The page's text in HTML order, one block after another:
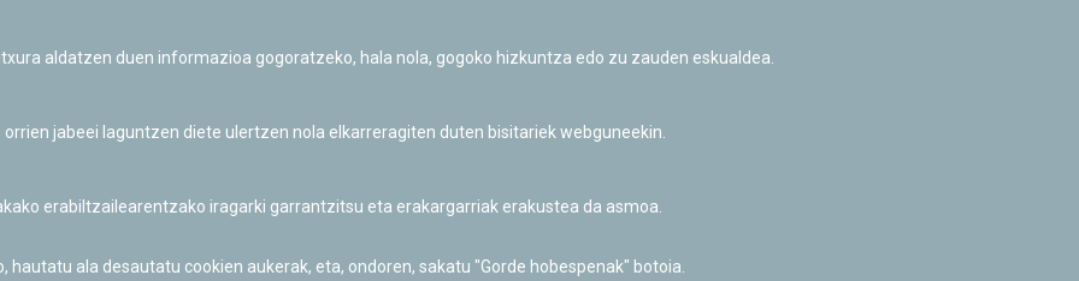
Informazio publikoa eskatzeko baimena
aldatzen duen informazioa gogoratzeko, hala nola, gogoko hizkuntza edo zu zauden eskualdea.
jabeei laguntzen diete ulertzen nola elkarreragiten duten bisitariek webguneekin.
erabiltzailearentzako iragarki garrantzitsu eta erakargarriak erakustea da asmoa.
ala desautatu cookien aukerak, eta, ondoren, sakatu "Gorde hobespenak" botoia.